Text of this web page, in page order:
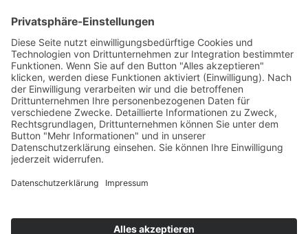
wenn wir Ihnen helfen
können!
Wir freuen uns darauf, mit Ihnen
in Kontakt zu treten!
JETZT PROJEKT ANFRAGEN